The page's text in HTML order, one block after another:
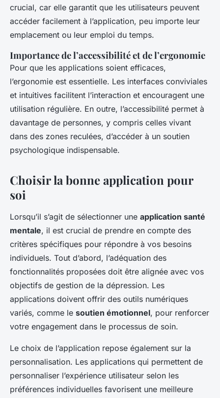
crucial, car elle garantit que les utilisateurs peuvent
accéder facilement à l’application, peu importe leur
emplacement ou leur emploi du temps.
Importance de l’accessibilité et de l’ergonomie
Pour que les applications soient efficaces,
l’ergonomie est essentielle. Les interfaces conviviales
et intuitives facilitent l’interaction et encouragent une
utilisation régulière. En outre, l’accessibilité permet à
davantage de personnes, y compris celles vivant
dans des zones reculées, d’accéder à un soutien
psychologique indispensable.
Choisir la bonne application pour
soi
Lorsqu’il s’agit de sélectionner une application santé
mentale, il est crucial de prendre en compte des
critères spécifiques pour répondre à vos besoins
individuels. Tout d’abord, l’adéquation des
fonctionnalités proposées doit être alignée avec vos
objectifs de gestion de la dépression. Les
applications doivent offrir des outils numériques
variés, comme le soutien émotionnel, pour renforcer
votre engagement dans le processus de soin.
Le choix de l’application repose également sur la
personnalisation. Les applications qui permettent de
personnaliser l’expérience utilisateur selon les
préférences individuelles favorisent une meilleure